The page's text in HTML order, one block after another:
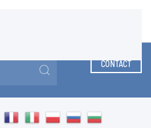
CONTACT